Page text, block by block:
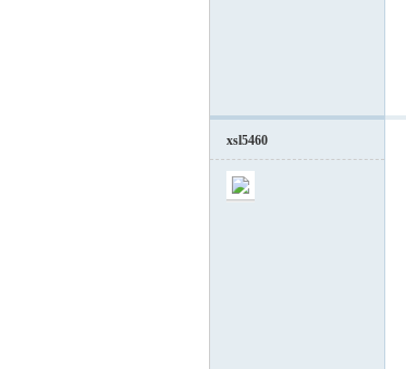
xsl5460